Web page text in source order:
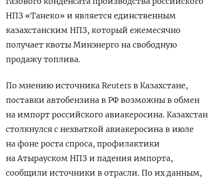
НПЗ «Танеко» и является единственным
казахстанским НПЗ, который ежемесячно
получает квоты Минэнерго на свободную
продажу топлива.
По мнению источника Reuters в Казахстане,
поставки автобензина в РФ возможны в обмен
на импорт российского авиакеросина. Казахстан
столкнулся с нехваткой авиакеросина в июле
на фоне роста спроса, профилактики
на Атырауском НПЗ и падения импорта,
сообщили источники в отрасли. По их данным,